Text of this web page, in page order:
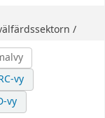
/
vy
vy